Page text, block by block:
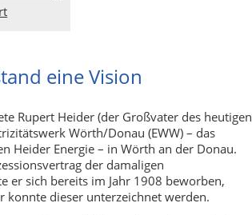
eine Vision
Rupert Heider (der Großvater des heutigen
Wörth/Donau (EWW) – das
Heider Energie – in Wörth an der Donau.
der damaligen
er sich bereits im Jahr 1908 beworben,
konnte dieser unterzeichnet werden.